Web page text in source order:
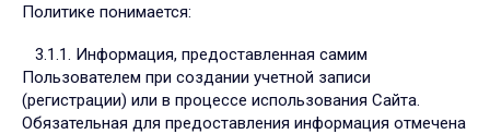
Политике понимается:
3.1.1. Информация, предоставленная самим
Пользователем при создании учетной записи
(регистрации) или в процессе использования Сайта.
Обязательная для предоставления информация отмечена